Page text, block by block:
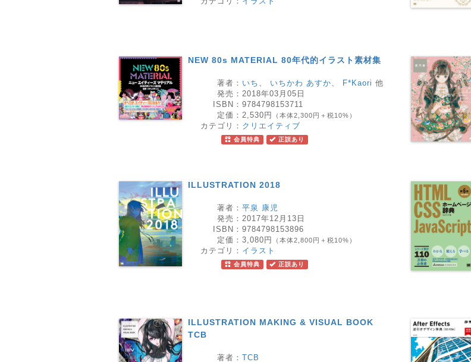
NEW 80s MATERIAL 80年代的イラスト素材集
著者： いち 、 いちかわ あすか、 F*Kaori 他
発売： 2018年03月05日
ISBN： 9784798153711
定価： 2,530円 （本体2,300円＋税10%）
カテゴリ： クリエイティブ
会員特典 正誤あり
ILLUSTRATION 2018
著者： 平泉 康児
発売： 2017年12月13日
ISBN： 9784798153896
定価： 3,080円 （本体2,800円＋税10%）
カテゴリ： イラスト
会員特典 正誤あり
ILLUSTRATION MAKING & VISUAL BOOK
TCB
著者： TCB